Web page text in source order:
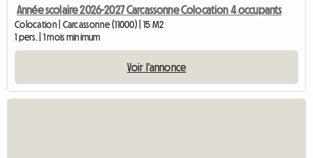
Année scolaire 2026-2027 Carcassonne Colocation 4 occupants
Colocation | Carcassonne (11000) | 15 M2
1 pers. | 1 mois minimum
Voir l'annonce